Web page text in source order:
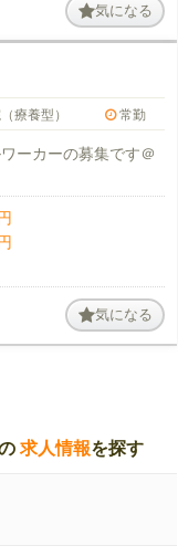
気になる
療養型） 常勤
ーカーの募集です＠
気になる
求人情報を探す